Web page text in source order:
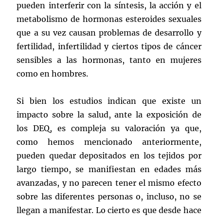
pueden interferir con la síntesis, la acción y el
metabolismo de hormonas esteroides sexuales
que a su vez causan problemas de desarrollo y
fertilidad, infertilidad y ciertos tipos de cáncer
sensibles a las hormonas, tanto en mujeres
como en hombres.
Si bien los estudios indican que existe un
impacto sobre la salud, ante la exposición de
los DEQ, es compleja su valoración ya que,
como hemos mencionado anteriormente,
pueden quedar depositados en los tejidos por
largo tiempo, se manifiestan en edades más
avanzadas, y no parecen tener el mismo efecto
sobre las diferentes personas o, incluso, no se
llegan a manifestar. Lo cierto es que desde hace